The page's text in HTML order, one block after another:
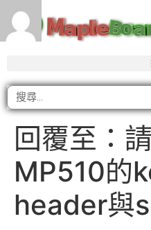
回覆至：
MP510的
header與